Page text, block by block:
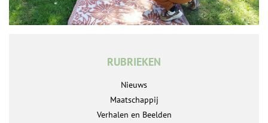
RUBRIEKEN
Nieuws
Maatschappij
Verhalen en Beelden